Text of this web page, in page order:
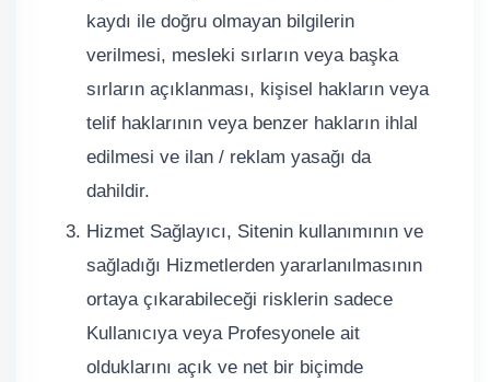
kaydı ile doğru olmayan bilgilerin
verilmesi, mesleki sırların veya başka
sırların açıklanması, kişisel hakların veya
telif haklarının veya benzer hakların ihlal
edilmesi ve ilan / reklam yasağı da
dahildir.
Hizmet Sağlayıcı, Sitenin kullanımının ve
sağladığı Hizmetlerden yararlanılmasının
ortaya çıkarabileceği risklerin sadece
Kullanıcıya veya Profesyonele ait
olduklarını açık ve net bir biçimde